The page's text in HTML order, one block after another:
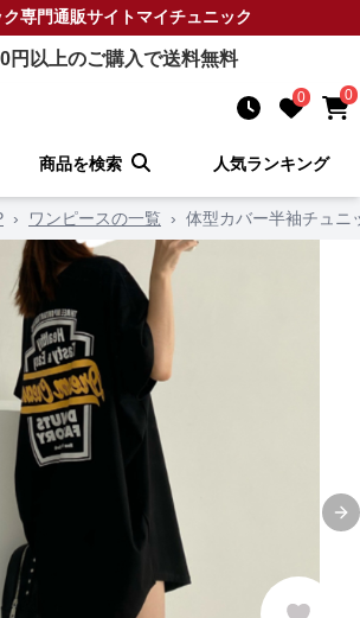
専門通販サイトマイチュニック
円以上のご購入で送料無料
0 0
商品を検索 人気ランキング
› ワンピースの一覧 › 体型カバー半袖チュニ